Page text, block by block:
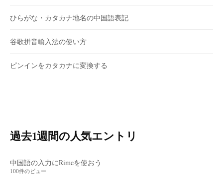
ひらがな・カタカナ地名の中国語表記
谷歌拼音輸入法の使い方
ピンインをカタカナに変換する
過去1週間の人気エントリ
中国語の入力にRimeを使おう
100件のビュー